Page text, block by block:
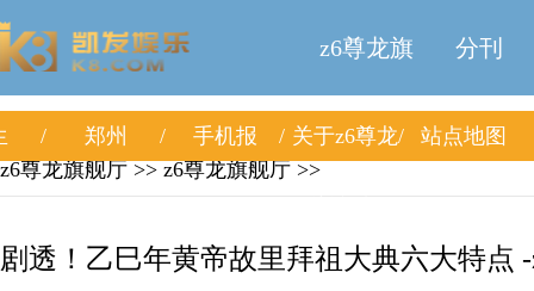
z6尊龙旗
舰厅
分刊
郑州 手机报 关于z6尊龙
站点地图
z6尊龙旗舰厅 >> z6尊龙旗舰厅 >>
剧透！乙巳年黄帝故里拜祖大典六大特点